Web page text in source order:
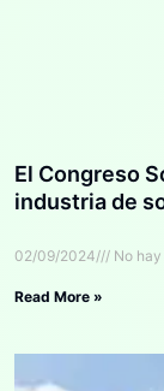
El Congreso
industria de
02/09/2024 No
Read More »